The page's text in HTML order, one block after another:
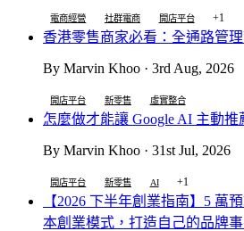
電商經營 社群電商 開店平台 +1
香港零售商家必看：全通路管
By Marvin Khoo · 3rd Aug, 2026
開店平台 新零售 虛實整合
怎麼做才能讓 Google AI 主動推
By Marvin Khoo · 31st Jul, 2026
開店平台 新零售 AI +1
【2026 下半年創業指南】5 萬
本創業模式，打造自己的品牌